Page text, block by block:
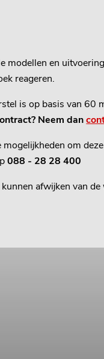
modellen en
reageren.
is op basis van 60
Neem dan
om
088 - 28 28 400
afwijken van